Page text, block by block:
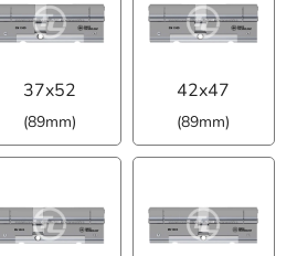
37x52
(89mm)
42x47
(89mm)